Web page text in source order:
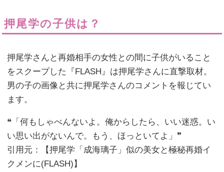
押尾学の子供は？
押尾学さんと再婚相手の女性との間に子供がいること
をスクープした『FLASH』は押尾学さんに直撃取材。
男の子の画像と共に押尾学さんのコメントを報じてい
ます。
❝「何もしゃべんないよ。俺からしたら、いい迷惑。い
い思い出がないんで。もう、ほっといてよ」❞
引用元：【押尾学「成海璃子」似の美女と極秘再婚イ
クメンに(FLASH)】